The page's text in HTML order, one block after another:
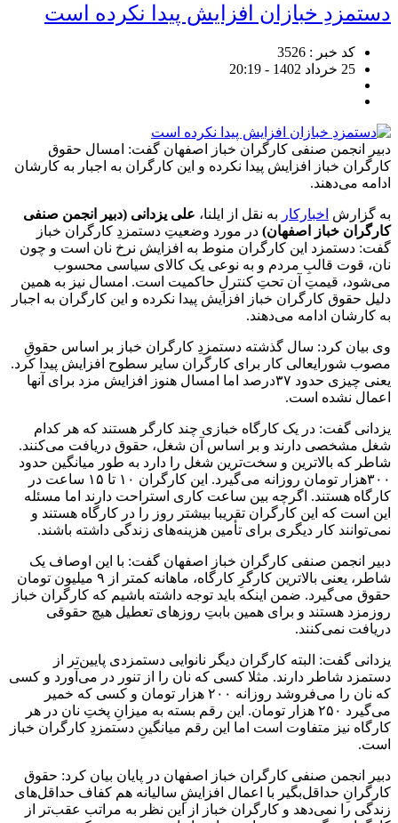
دستمزدِ خبازان افزایش پیدا نکرده است
کد خبر : 3526
25 خرداد 1402 - 20:19
دبیر انجمن صنفی کارگران خباز اصفهان گفت: امسال حقوق
کارگران خباز افزایش پیدا نکرده و این کارگران به اجبار به کارشان
ادامه می‌دهند.
به گزارش اخبارکار به نقل از ایلنا، علی یزدانی (دبیر انجمن صنفی
کارگران خباز اصفهان) در مورد وضعیتِ دستمزدِ کارگران خباز
گفت: دستمزد این کارگران منوط به افزایش نرخ نان است و چون
نان، قوت قالبِ مردم و به نوعی یک کالای سیاسی محسوب
می‌شود، قیمتِ آن تحتِ کنترلِ حاکمیت است. امسال نیز به همین
دلیل حقوق کارگران خباز افزایش پیدا نکرده و این کارگران به اجبار
به کارشان ادامه می‌دهند.
وی بیان کرد: سال گذشته دستمزدِ کارگران خباز بر اساس حقوقِ
مصوب شورایعالی کار برای کارگران سایر سطوح افزایش پیدا کرد.
یعنی چیزی حدود ۳۷درصد اما امسال هنوز افزایش مزد برای آنها
اعمال نشده است.
یزدانی گفت: در یک کارگاه خبازی چند کارگر هستند که هر کدام
شغل مشخصی دارند و بر اساس آن شغل، حقوق دریافت می‌کنند.
شاطر که بالاترین و سخت‌ترین شغل را دارد به طور میانگین حدود
۳۰۰هزار تومان روزانه می‌گیرد. این کارگران ۱۰ تا ۱۵ ساعت در
کارگاه هستند. اگرچه بین ساعت کاری استراحت دارند اما مسئله
این است که این کارگران تقریبا بیشتر روز را در کارگاه هستند و
نمی‌توانند کار دیگری برای تأمین هزینه‌های زندگی داشته باشند.
دبیر انجمن صنفی کارگران خباز اصفهان گفت: با این اوصاف یک
شاطر، یعنی بالاترین کارگرِ کارگاه، ماهانه کمتر از ۹ میلیون تومان
حقوق می‌گیرد. ضمن اینکه باید توجه داشته باشیم که کارگران خباز
روزمزد هستند و برای همین بابتِ روزهای تعطیل هیچ حقوقی
دریافت نمی‌کنند.
یزدانی گفت: البته کارگران دیگر نانوایی دستمزدی پایین‌تر از
دستمزد شاطر دارند. مثلا کسی که نان را از تنور در می‌آورد و کسی
که نان را می‌فروشد روزانه ۲۰۰ هزار تومان و کسی که خمیر
می‌گیرد ۲۵۰ هزار تومان. این رقم بسته به میزانِ پختِ نان در هر
کارگاه نیز متفاوت است اما این رقم میانگینِ دستمزدِ کارگران خباز
است.
دبیر انجمن صنفی کارگران خباز اصفهان در پایان بیان کرد: حقوق
کارگرانِ حداقل‌بگیر با اعمال افزایشِ سالیانه هم کفاف حداقل‌های
زندگی را نمی‌دهد و کارگران خباز از این نظر به مراتب عقب‌تر از